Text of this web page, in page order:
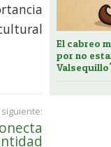
siguiente:
El cabreo
por no
Valsequillo'